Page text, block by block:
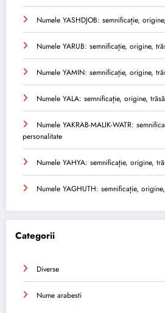
Numele YASHDJOB: semnificație,
Numele YARUB: semnificație, origine,
Numele YAMIN: semnificație, origine,
Numele YALA: semnificație, origine,
Numele YAKRAB-MALIK-WATR:
personalitate
Numele YAHYA: semnificație, origine,
Numele YAGHUTH: semnificație,
Categorii
Diverse
Nume arabesti